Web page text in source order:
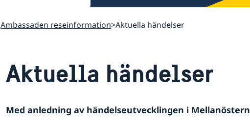
Ambassaden reseinformation Aktuella händelser
Aktuella händelser
Med anledning av händelseutvecklingen i Mellanöstern